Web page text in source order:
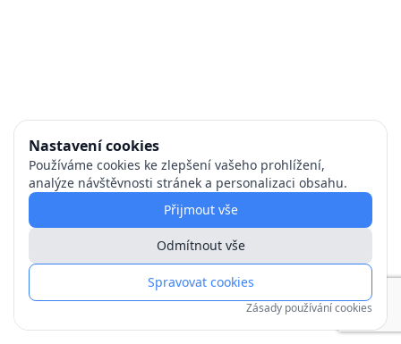
Nastavení cookies
Používáme cookies ke zlepšení vašeho prohlížení,
analýze návštěvnosti stránek a personalizaci obsahu.
Přijmout vše
Odmítnout vše
Spravovat cookies
Zásady používání cookies